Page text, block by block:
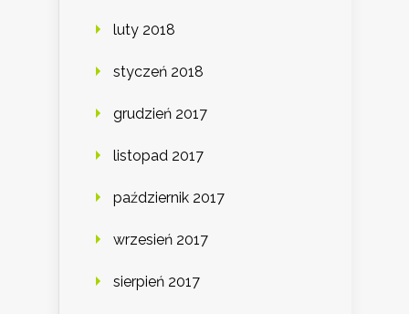
luty 2018
styczeń 2018
grudzień 2017
listopad 2017
październik 2017
wrzesień 2017
sierpień 2017